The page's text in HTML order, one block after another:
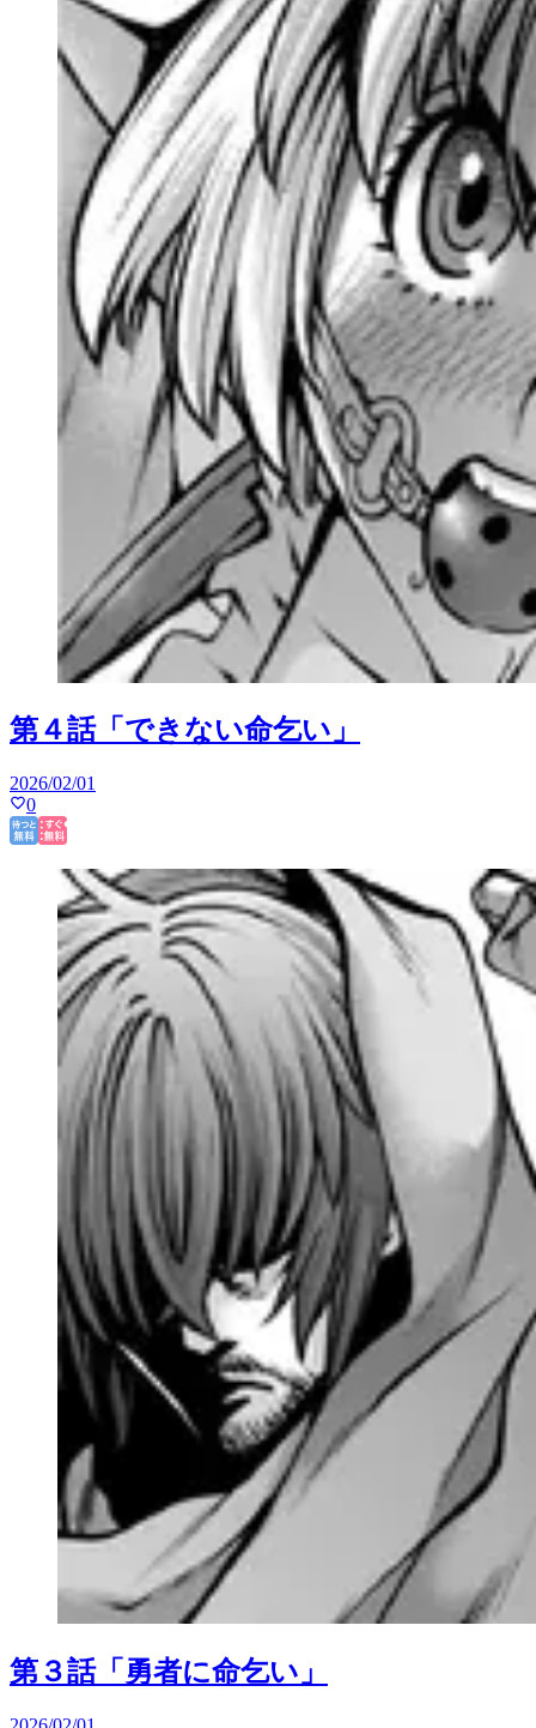
第４話「できない命乞い」
2026/02/01
0
第３話「勇者に命乞い」